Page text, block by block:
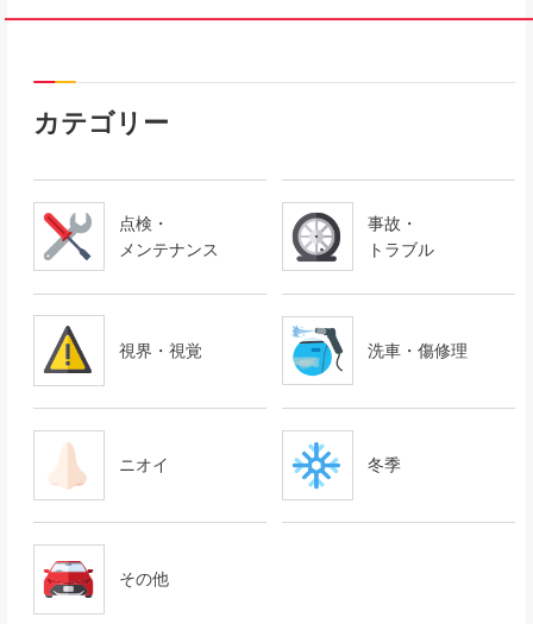
カテゴリー
点検・
メンテナンス
事故・
トラブル
視界・視覚 洗車・傷修理
ニオイ 冬季
その他